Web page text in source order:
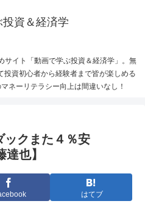
資＆経済学
サイト「動画で学ぶ投資＆経済学」。無
資初心者から経験者まで皆が楽しめる
ネーリテラシー向上は間違いなし！
ックまた４％安
達也】
はてブ